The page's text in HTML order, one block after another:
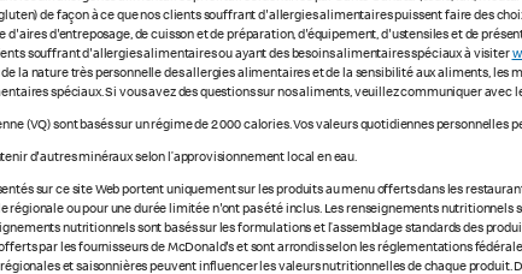
de façon à ce que nos clients souffrant d'allergies alimentaires puissent faire des
d'aires d'entreposage, de cuisson et de préparation, d'équipement, d'ustensiles et de
souffrant d'allergies alimentaires ou ayant des besoins alimentaires spéciaux à visiter
la nature très personnelle des allergies alimentaires et de la sensibilité aux aliments,
spéciaux. Si vous avez des questions sur nos aliments, veuillez communiquer avec
(VQ) sont basés sur un régime de 2 000 calories. Vos valeurs quotidiennes personnelles
d'autres minéraux selon l’approvisionnement local en eau.
sur ce site Web portent uniquement sur les produits au menu offerts dans les
régionale ou pour une durée limitée n'ont pas été inclus. Les renseignements
nutritionnels sont basés sur les formulations et l’assemblage standards des
par les fournisseurs de McDonald's et sont arrondis selon les réglementations
et saisonnières peuvent influencer les valeurs nutritionnelles de chaque